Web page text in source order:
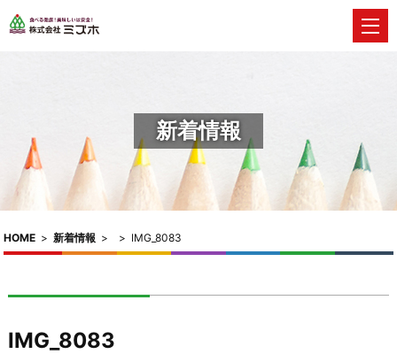
新着情報
HOME > 新着情報 > > IMG_8083
IMG_8083